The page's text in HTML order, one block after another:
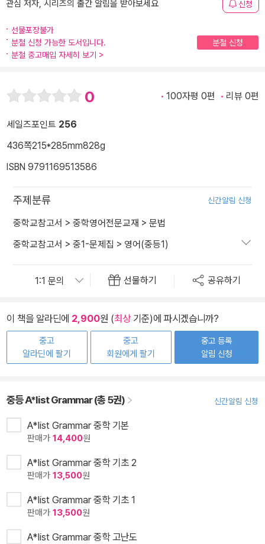
관심 저자, 시리즈의 출간 알림을 받아보세요 신청
선물포장불가
분철 신청 가능한 도서입니다.
분철 신청
분철 중고매입 자세히 보기 >
0 100자평 0편 리뷰 0편
세일즈포인트 256
436쪽215*285mm828g
ISBN 9791169513586
주제분류 신간알림 신청
중학교참고서 > 중학영어전문교재 > 문법
중학교참고서 > 중1-문제집 > 영어(중등1)
선물하기 공유하기
이 책을 알라딘에 2,900원 (최상기준)에 파시겠습니까?
중고
알라딘에 팔기
중고
회원에게 팔기
중고 등록
알림 신청
중등 A*list Grammar (총 5권) 신간알림 신청
A*list Grammar 중학 기본
판매가 14,400원
A*list Grammar 중학 기초 2
판매가 13,500원
A*list Grammar 중학 기초 1
판매가 13,500원
A*list Grammar 중학 고난도